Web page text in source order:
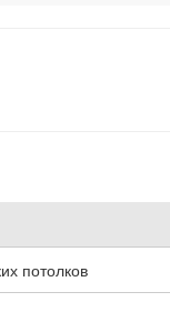
потолков